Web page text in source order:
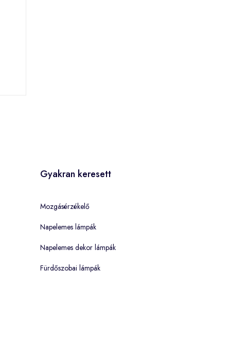
Gyakran keresett
Mozgásérzékelő
Napelemes lámpák
Napelemes dekor lámpák
Fürdőszobai lámpák